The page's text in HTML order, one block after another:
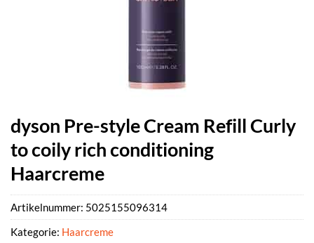
dyson Pre-style Cream Refill Curly
to coily rich conditioning
Haarcreme
Artikelnummer: 5025155096314
Kategorie: Haarcreme